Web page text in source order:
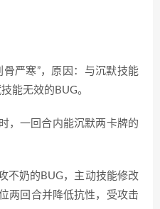
骨严寒”，原因：与沉默技能
能无效的BUG。
，一回合内能沉默两卡牌的
不奶的BUG，主动技能修改
两回合并降低抗性，受攻击